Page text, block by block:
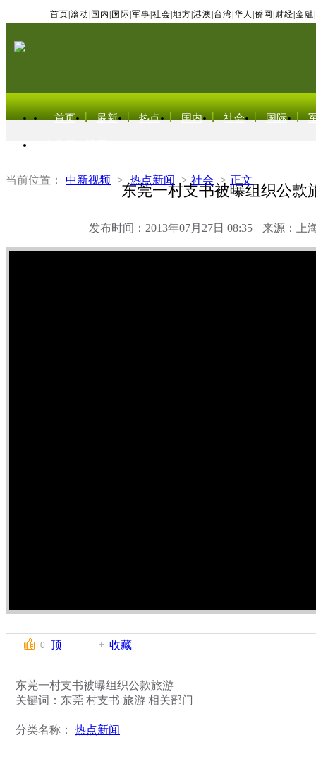
首页 滚动 国内 国际 军事 社会 地方 港澳 台湾 华人 侨网 财经 金融
首页 最新 热点 国内 社会 国际
当前位置： 中新视频 > 热点新闻 > 社会 > 正文
东莞一村支书被曝组织公款
发布时间：2013年07月27日 08:35 来源：上
0 顶 收藏
东莞一村支书被曝组织公款旅游
关键词：东莞 村支书 旅游 相关部门
分类名称： 热点新闻